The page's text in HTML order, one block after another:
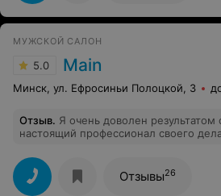
профессионал своего дела Очень
отзывчивый мастер) Благодарю Вас)
МУЖСКОЙ САЛОН
5.0 Main
Минск, ул. Ефросиньи Полоцкой, 3
Отзыв. Я очень доволен
настоящий профессионал своего
Отзывы26